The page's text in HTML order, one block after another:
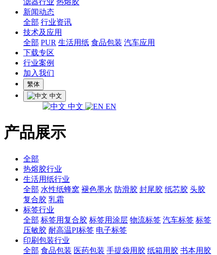
滤器行业 热熔胶
新闻动态
全部 行业资讯
技术及应用
全部 PUR 生活用纸 食品包装 汽车应用
下载专区
行业案例
加入我们
繁体
中文
中文 EN
产品展示
全部
热熔胶行业
生活用纸行业
全部 水性纸蜂窝 褪色墨水 防滑胶 封尾胶 纸芯胶 头胶
复合胶 乳霜
标签行业
全部 标签用复合胶 标签用涂层 物流标签 汽车标签 标签
压敏胶 耐高温PI标签 电子标签
印刷包装行业
全部 食品包装 医药包装 手提袋用胶 纸箱用胶 书本用胶